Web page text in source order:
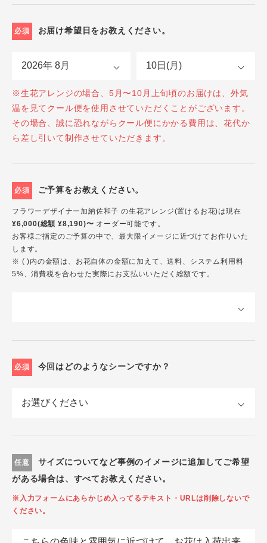
必須 お届け希望日をお教えください。
※生花アレンジの場合、5月〜10月上旬頃のお届けは、外気
温を見てクール便を使用させていただくことがございます。
その場合、誠に恐れながらクール便にかかる費用は、花代か
ら差し引いて制作させていただきます。
必須 ご予算をお教えください。
フラワーデザイナー加納佐和子 の生花アレンジ(置けるお花)は現在
¥6,000(総額 ¥8,190)〜 オーダー可能です。
お客様ご指定のご予算の中で、最大限イメージに近づけてお作りいた
します。
※ ( )内の金額は、お花自体の金額に加えて、送料、システム利用料
5%、消費税を合わせた実際にお支払いいただく総額です。
必須 今回はどのようなシーンですか？
任意
サイズについてなど事例のイメージに追加してご希望
がある場合は、すべてお教えください。
※入力フォームにあらかじめ入ってるテキスト・URLは削除しないで
ください。